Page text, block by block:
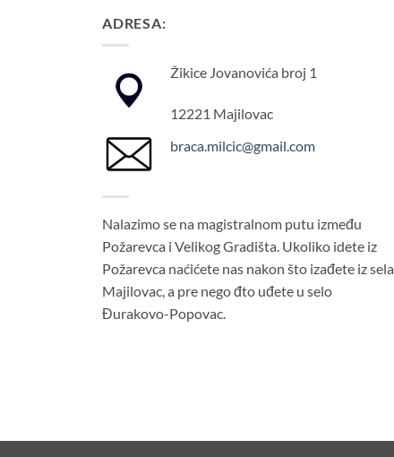
ADRESA:
Žikice Jovanovića broj 1
12221 Majilovac
braca.milcic@gmail.com
Nalazimo se na magistralnom putu između
Požarevca i Velikog Gradišta. Ukoliko idete iz
Požarevca naćićete nas nakon što izađete iz sela
Majilovac, a pre nego đto uđete u selo
Đurakovo-Popovac.